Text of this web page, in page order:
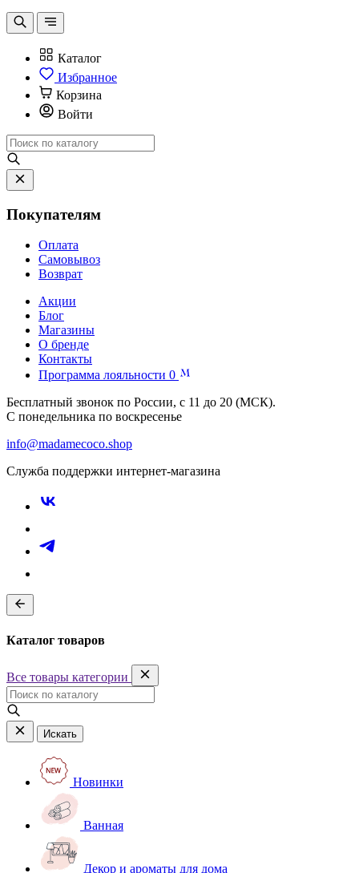
Каталог
Избранное
Корзина
Войти
Покупателям
Оплата
Самовывоз
Возврат
Акции
Блог
Магазины
О бренде
Контакты
Программа лояльности 0
Бесплатный звонок по России, с 11 до 20 (МСК).
С понедельника по воскресенье
info@madamecoco.shop
Служба поддержки интернет-магазина
Каталог товаров
Все товары категории
Искать
Новинки
Ванная
Декор и ароматы для дома